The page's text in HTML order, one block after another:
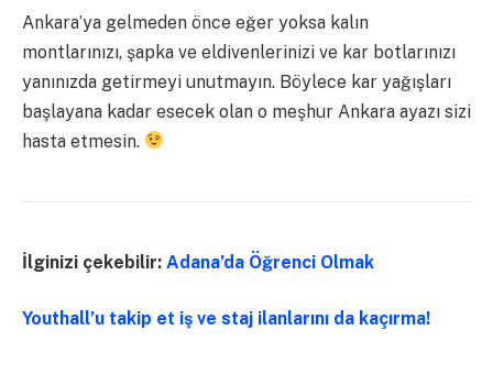
Ankara’ya gelmeden önce eğer yoksa kalın
montlarınızı, şapka ve eldivenlerinizi ve kar botlarınızı
yanınızda getirmeyi unutmayın. Böylece kar yağışları
başlayana kadar esecek olan o meşhur Ankara ayazı sizi
hasta etmesin.
İlginizi çekebilir: Adana’da Öğrenci Olmak
Youthall’u takip et iş ve staj ilanlarını da kaçırma!